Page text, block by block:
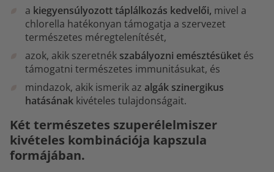
a kiegyensúlyozott táplálkozás kedvelői, mivel a
chlorella hatékonyan támogatja a szervezet
természetes méregtelenítését,
azok, akik szeretnék szabályozni emésztésüket és
támogatni természetes immunitásukat, és
mindazok, akik ismerik az algák szinergikus
hatásának kivételes tulajdonságait.
Két természetes szuperélelmiszer
kivételes kombinációja kapszula
formájában.